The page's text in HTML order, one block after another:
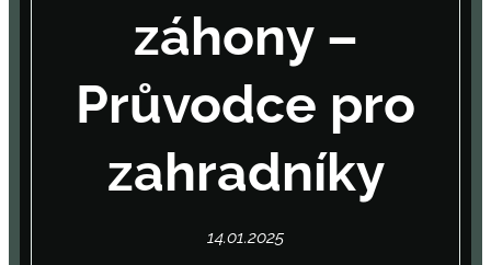
záhony –
Průvodce pro
zahradníky
14.01.2025